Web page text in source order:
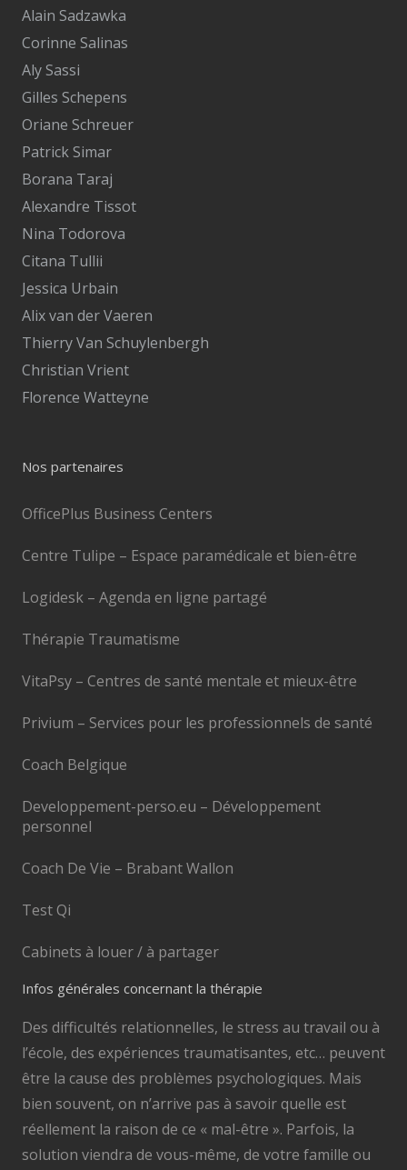
Alain Sadzawka
Corinne Salinas
Aly Sassi
Gilles Schepens
Oriane Schreuer
Patrick Simar
Borana Taraj
Alexandre Tissot
Nina Todorova
Citana Tullii
Jessica Urbain
Alix van der Vaeren
Thierry Van Schuylenbergh
Christian Vrient
Florence Watteyne
Nos partenaires
OfficePlus Business Centers
Centre Tulipe – Espace paramédicale et bien-être
Logidesk – Agenda en ligne partagé
Thérapie Traumatisme
VitaPsy – Centres de santé mentale et mieux-être
Privium – Services pour les professionnels de santé
Coach Belgique
Developpement-perso.eu – Développement
personnel
Coach De Vie – Brabant Wallon
Test Qi
Cabinets à louer / à partager
Infos générales concernant la thérapie
Des difficultés relationnelles, le stress au travail ou à
l’école, des expériences traumatisantes, etc… peuvent
être la cause des problèmes psychologiques. Mais
bien souvent, on n’arrive pas à savoir quelle est
réellement la raison de ce « mal-être ». Parfois, la
solution viendra de vous-même, de votre famille ou